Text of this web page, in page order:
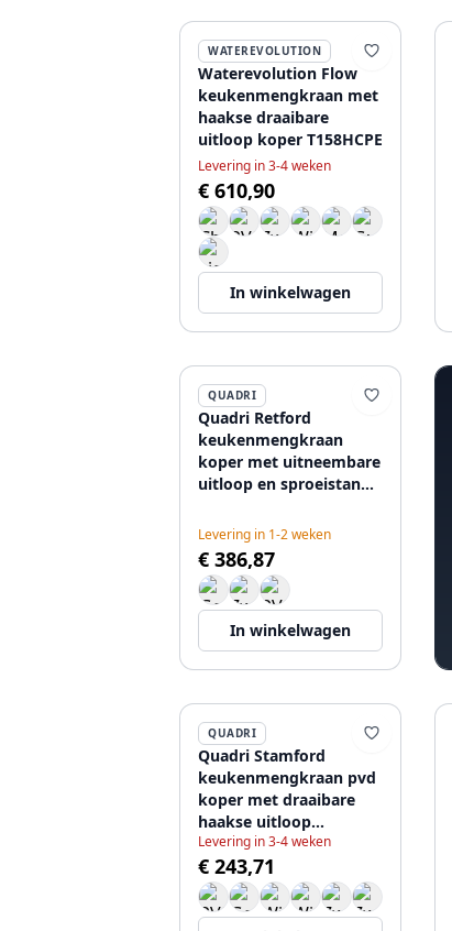
WATEREVOLUTION
Waterevolution Flow
keukenmengkraan met
haakse draaibare
uitloop koper T158HCPE
Levering in 3-4 weken
€ 610,90
In winkelwagen
QUADRI
Quadri Retford
keukenmengkraan
koper met uitneembare
uitloop en sproeistand
Levering in 1-2 weken
€ 386,87
In winkelwagen
QUADRI
Quadri Stamford
keukenmengkraan pvd
koper met draaibare
haakse uitloop
1208956099
Levering in 3-4 weken
€ 243,71